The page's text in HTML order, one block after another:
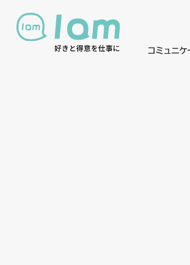
コミュニケ